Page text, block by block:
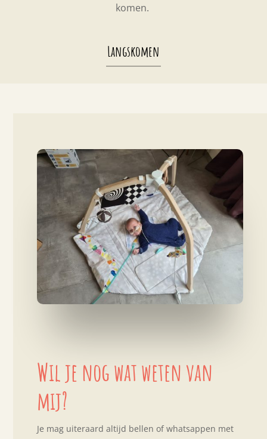
komen.
Langskomen
Wil je nog wat weten van
mij?
Je mag uiteraard altijd bellen of whatsappen met